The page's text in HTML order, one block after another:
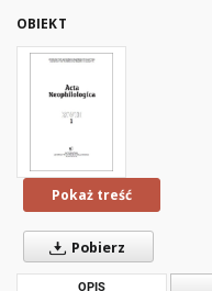
OBIEKT
Pokaż treść
Pobierz
OPIS